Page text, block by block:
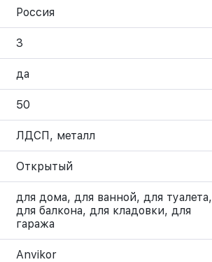
Россия
3
да
50
ЛДСП, металл
Открытый
для дома, для ванной, для туалета,
для балкона, для кладовки, для
гаража
Anvikor